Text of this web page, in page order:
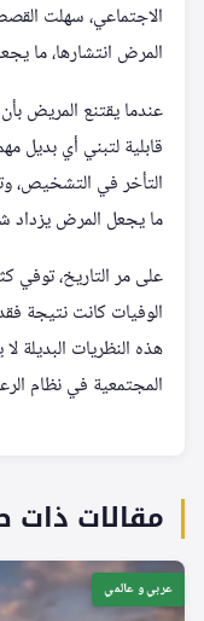
الاجتماعي، سهلت
المرض انتشارها، ما
عندما يقتنع المريض
قابلية لتبني أي بديل
التأخر في التشخيص،
ما يجعل المرض يزداد
على مر التاريخ، توفي
الوفيات كانت نتيجة
هذه النظريات البديلة
المجتمعية في نظام
مقالات ذات
عربي و عالمي